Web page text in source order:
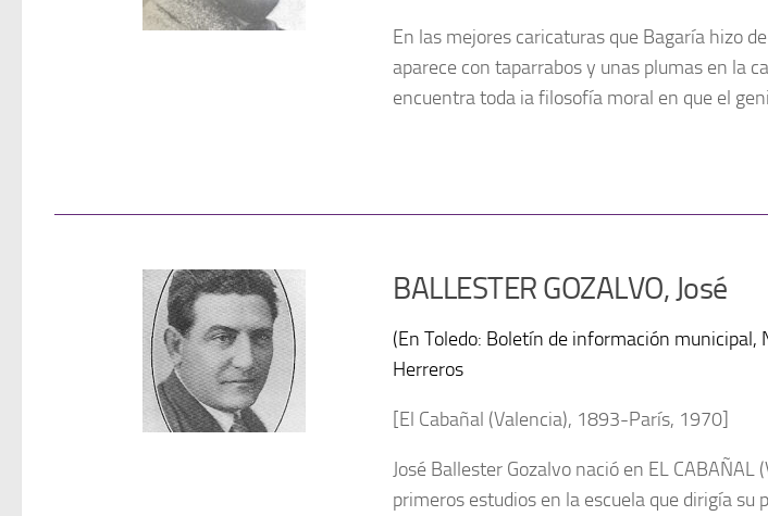
En las mejores caricaturas que Bagaría hizo
aparece con taparrabos y unas plumas en la
encuentra toda ia filosofía moral en que el
BALLESTER GOZALVO, José
(En Toledo: Boletín de información
Herreros
[El Cabañal (Valencia), 1893-París, 1970]
José Ballester Gozalvo nació en EL
primeros estudios en la escuela que dirigía